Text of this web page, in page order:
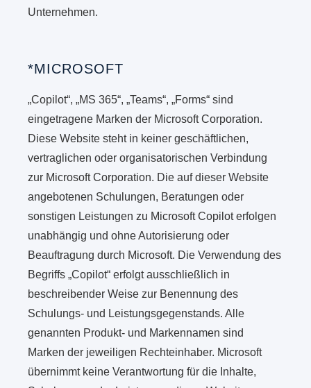
Unternehmen.
*MICROSOFT
„Copilot“, „MS 365“, „Teams“, „Forms“ sind
eingetragene Marken der Microsoft Corporation.
Diese Website steht in keiner geschäftlichen,
vertraglichen oder organisatorischen Verbindung
zur Microsoft Corporation. Die auf dieser Website
angebotenen Schulungen, Beratungen oder
sonstigen Leistungen zu Microsoft Copilot erfolgen
unabhängig und ohne Autorisierung oder
Beauftragung durch Microsoft. Die Verwendung des
Begriffs „Copilot“ erfolgt ausschließlich in
beschreibender Weise zur Benennung des
Schulungs- und Leistungsgegenstands. Alle
genannten Produkt- und Markennamen sind
Marken der jeweiligen Rechteinhaber. Microsoft
übernimmt keine Verantwortung für die Inhalte,